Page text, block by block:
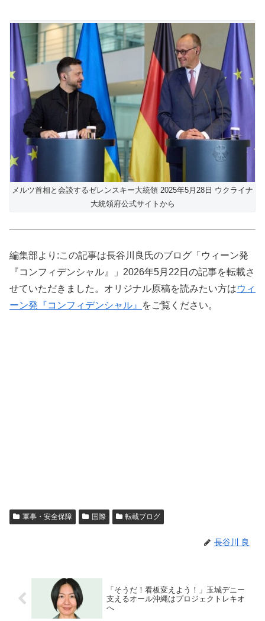
メルツ首相と会談するゼレンスキー大統領 2025年5月28日 ウクライナ
大統領府公式サイトから
編集部より:この記事は長谷川良氏のブログ「ウィーン発
『コンフィデンシャル』」2026年5月22日の記事を転載さ
せていただきました。オリジナル原稿を読みたい方はウィ
ーン発『コンフィデンシャル』
をご覧ください。
軍事・安全保障 国際 転載ブログ
長谷川 良
「そうだ！看板変えよう！」玉城デニー
支えるオール沖縄はプロジェクトレキオ
へ